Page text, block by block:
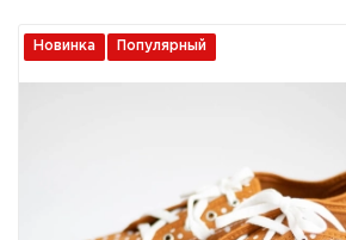
Новинка Популярный